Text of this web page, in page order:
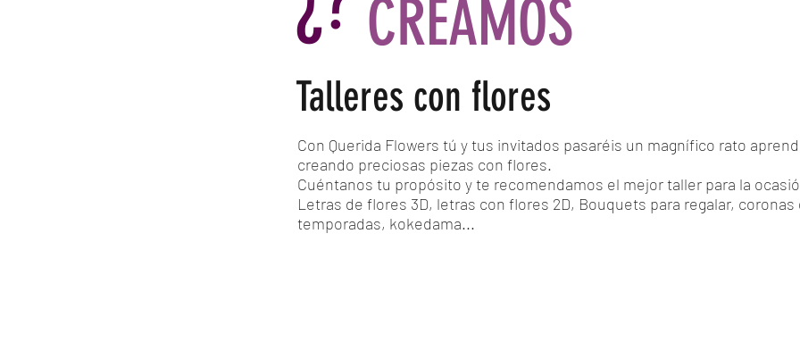
CREAMOS
Talleres con flores
Con Querida Flowers tú y tus invitados pasaréis un magnífico rato
creando preciosas piezas con flores.
Cuéntanos tu propósito y te recomendamos el mejor taller para la
Letras de flores 3D, letras con flores 2D, Bouquets para regalar, coronas
temporadas, kokedama...